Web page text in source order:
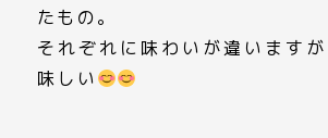
たもの。
それぞれに味わいが違います
味しい